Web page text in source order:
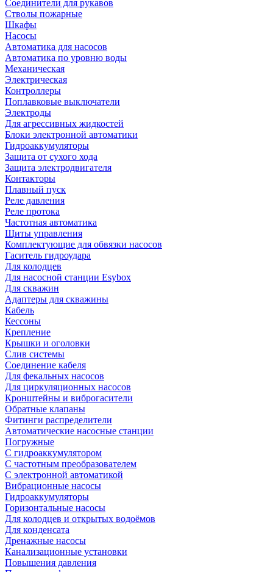
Соединители для рукавов
Стволы пожарные
Шкафы
Насосы
Автоматика для насосов
Автоматика по уровню воды
Механическая
Электрическая
Контроллеры
Поплавковые выключатели
Электроды
Для агрессивных жидкостей
Блоки электронной автоматики
Гидроаккумуляторы
Защита от сухого хода
Защита электродвигателя
Контакторы
Плавный пуск
Реле давления
Реле протока
Частотная автоматика
Щиты управления
Комплектующие для обвязки насосов
Гаситель гидроудара
Для колодцев
Для насосной станции Esybox
Для скважин
Адаптеры для скважины
Кабель
Кессоны
Крепление
Крышки и оголовки
Слив системы
Соединение кабеля
Для фекальных насосов
Для циркуляционных насосов
Кронштейны и виброгасители
Обратные клапаны
Фитинги распределители
Автоматические насосные станции
Погружные
С гидроаккумулятором
С частотным преобразователем
С электронной автоматикой
Вибрационные насосы
Гидроаккумуляторы
Горизонтальные насосы
Для колодцев и открытых водоёмов
Для конденсата
Дренажные насосы
Канализационные установки
Повышения давления